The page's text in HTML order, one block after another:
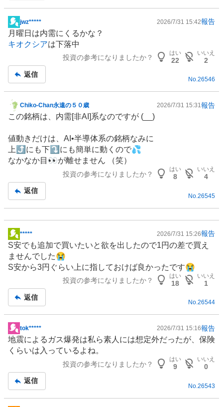
掲
示
板
jwz***** 2026/7/31 15:42報告
月曜日は内需にくるかな？
キオクシアは下落中
投資の参考になりましたか？
はい
22
いいえ
2
返信
No.26546
掲
示
記
事
Chiko-Chan永遠の５０歳 2026/7/31 15:31報告
この銘柄は、内需[非AI]系なのですが (__)
値動きだけは、AI•半導体系の銘柄なみに
上⤴️にも下⤵️にも簡単に動くので💦
なかなか目👀が離せません （笑）
投資の参考になりましたか？
はい
8
いいえ
4
返信
No. 26545
掲
示
板
記
***** 2026/7/31 15:26報告
S安でも追加で買いたいと欲を出したので1円の差で買え
ませんでした😭
S安から3円ぐらい上に指しておけば良かったです😭
投資の参考になりましたか？
はい
18
いいえ
1
返信
No.26544
掲
示
板
tok***** 2026/7/31 15:16報告
地震によるガス爆発は私ら素人には想定外だったが、 保険
くらいは入っているよね。
投資の参考になりましたか？
はい
9
いいえ
0
返信
No. 26543